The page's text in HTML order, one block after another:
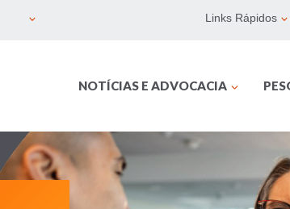
Links Rápidos
NOTÍCIAS E ADVOCACIA